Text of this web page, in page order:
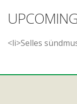
<li>Selles